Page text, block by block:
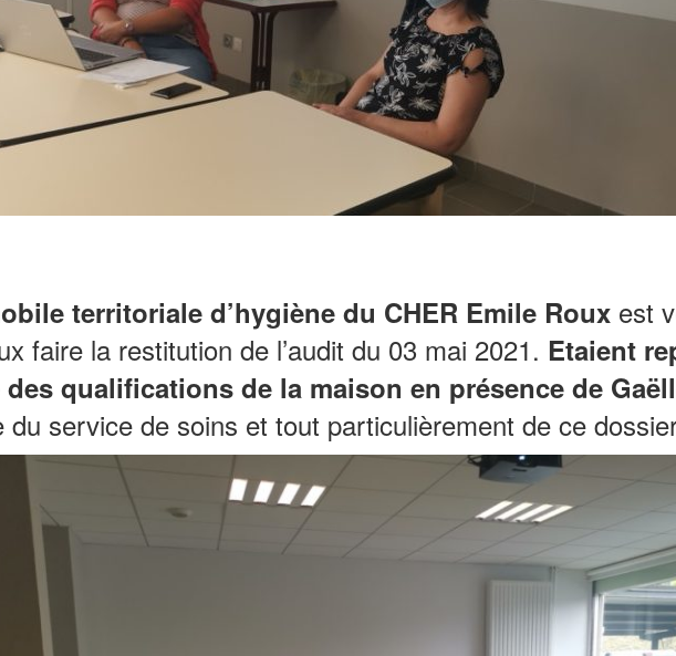
territoriale d’hygiène du CHER Emile Rouxest
faire la restitution de l’audit du 03 mai 2021. Etaient
des qualifications de la maison en présence de
du service de soins et tout particulièrement de ce